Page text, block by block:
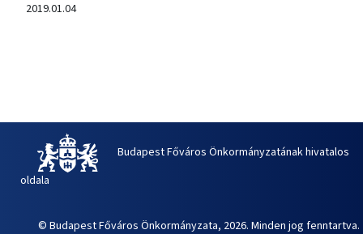
2019.01.04
Budapest Főváros Önkormányzatának hivatalos
oldala
© Budapest Főváros Önkormányzata, 2026. Minden jog fenntartva.